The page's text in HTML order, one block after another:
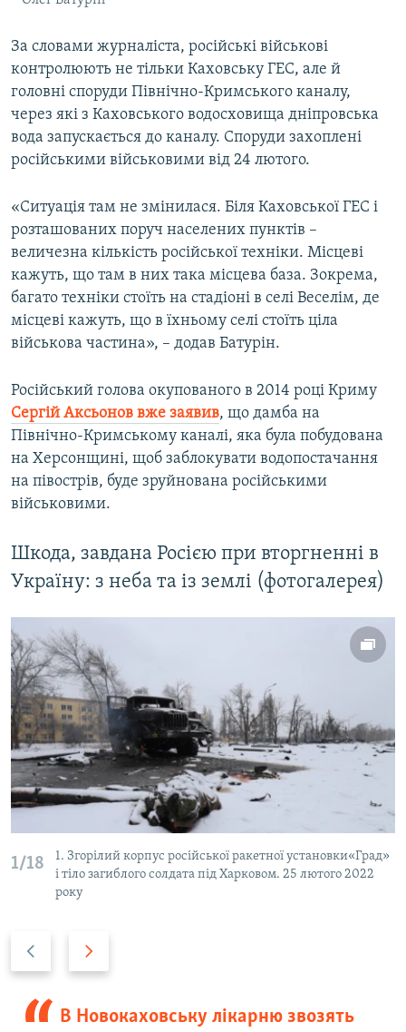
За словами журналіста, російські військові
контролюють не тільки Каховську ГЕС, але й
головні споруди Північно-Кримського каналу,
через які з Каховського водосховища дніпровська
вода запускається до каналу. Споруди захоплені
російськими військовими від 24 лютого.
«Ситуація там не змінилася. Біля Каховської ГЕС і
розташованих поруч населених пунктів –
величезна кількість російської техніки. Місцеві
кажуть, що там в них така місцева база. Зокрема,
багато техніки стоїть на стадіоні в селі Веселім, де
місцеві кажуть, що в їхньому селі стоїть ціла
військова частина», – додав Батурін.
Російський голова окупованого в 2014 році Криму
Сергій Аксьонов вже заявив, що дамба на
Північно-Кримському каналі, яка була побудована
на Херсонщині, щоб заблокувати водопостачання
на півострів, буде зруйнована російськими
військовими.
Шкода, завдана Росією при вторгненні в
Україну: з неба та із землі (фотогалерея)
1/18
1. Згорілий корпус російської ракетної установки«Град»
і тіло загиблого солдата під Харковом. 25 лютого 2022
року
t
В Новокаховську лікарню звозять